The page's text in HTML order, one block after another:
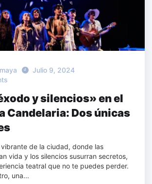
Julio 9, 2024
y silencios» en el
Candelaria: Dos únicas
vibrante de la ciudad, donde las
vida y los silencios susurran secretos,
teatral que no te puedes perder.
una...